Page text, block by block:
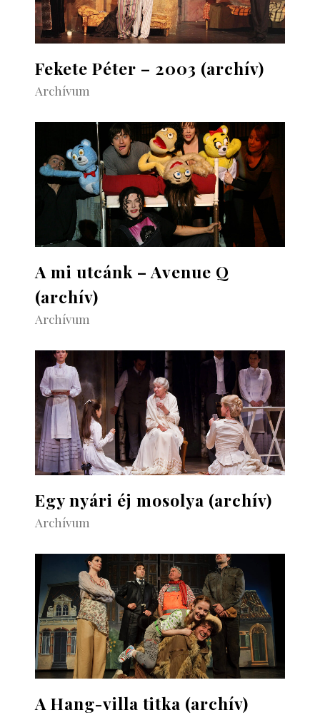
Fekete Péter – 2003 (archív)
Archívum
A mi utcánk – Avenue Q
(archív)
Archívum
Egy nyári éj mosolya (archív)
Archívum
A Hang-villa titka (archív)